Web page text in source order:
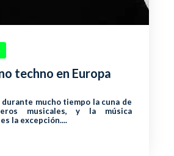
techno en Europa
durante mucho tiempo la cuna de
musicales, y la música
la excepción....